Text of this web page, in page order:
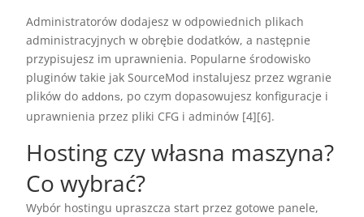
Administratorów dodajesz w odpowiednich plikach
administracyjnych w obrębie dodatków, a następnie
przypisujesz im uprawnienia. Popularne środowisko
pluginów takie jak SourceMod instalujesz przez wgranie
plików do addons, po czym dopasowujesz konfiguracje i
uprawnienia przez pliki CFG i adminów [4][6].
Hosting czy własna maszyna?
Co wybrać?
Wybór hostingu upraszcza start przez gotowe panele,